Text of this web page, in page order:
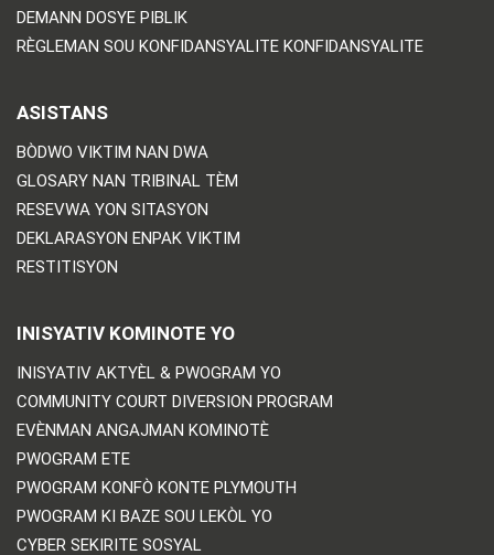
DEMANN DOSYE PIBLIK
RÈGLEMAN SOU KONFIDANSYALITE KONFIDANSYALITE
ASISTANS
BÒDWO VIKTIM NAN DWA
GLOSARY NAN TRIBINAL TÈM
RESEVWA YON SITASYON
DEKLARASYON ENPAK VIKTIM
RESTITISYON
INISYATIV KOMINOTE YO
INISYATIV AKTYÈL & PWOGRAM YO
COMMUNITY COURT DIVERSION PROGRAM
EVÈNMAN ANGAJMAN KOMINOTÈ
PWOGRAM ETE
PWOGRAM KONFÒ KONTE PLYMOUTH
PWOGRAM KI BAZE SOU LEKÒL YO
CYBER SEKIRITE SOSYAL